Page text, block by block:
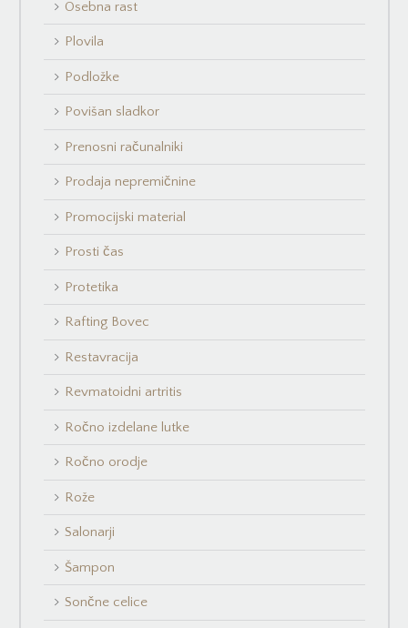
Osebna rast
Plovila
Podložke
Povišan sladkor
Prenosni računalniki
Prodaja nepremičnine
Promocijski material
Prosti čas
Protetika
Rafting Bovec
Restavracija
Revmatoidni artritis
Ročno izdelane lutke
Ročno orodje
Rože
Salonarji
Šampon
Sončne celice